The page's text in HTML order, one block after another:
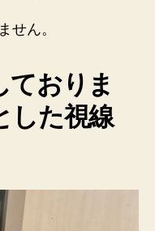
せん。
ておりま
した視線